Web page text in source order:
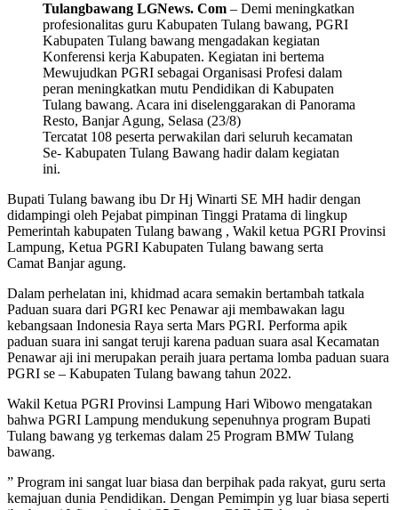
Tulangbawang LGNews. Com – Demi meningkatkan
profesionalitas guru Kabupaten Tulang bawang, PGRI
Kabupaten Tulang bawang mengadakan kegiatan
Konferensi kerja Kabupaten. Kegiatan ini bertema
Mewujudkan PGRI sebagai Organisasi Profesi dalam
peran meningkatkan mutu Pendidikan di Kabupaten
Tulang bawang. Acara ini diselenggarakan di Panorama
Resto, Banjar Agung, Selasa (23/8)
Tercatat 108 peserta perwakilan dari seluruh kecamatan
Se- Kabupaten Tulang Bawang hadir dalam kegiatan
ini.
Bupati Tulang bawang ibu Dr Hj Winarti SE MH hadir dengan
didampingi oleh Pejabat pimpinan Tinggi Pratama di lingkup
Pemerintah kabupaten Tulang bawang , Wakil ketua PGRI Provinsi
Lampung, Ketua PGRI Kabupaten Tulang bawang serta
Camat Banjar agung.
Dalam perhelatan ini, khidmad acara semakin bertambah tatkala
Paduan suara dari PGRI kec Penawar aji membawakan lagu
kebangsaan Indonesia Raya serta Mars PGRI. Performa apik
paduan suara ini sangat teruji karena paduan suara asal Kecamatan
Penawar aji ini merupakan peraih juara pertama lomba paduan suara
PGRI se – Kabupaten Tulang bawang tahun 2022.
Wakil Ketua PGRI Provinsi Lampung Hari Wibowo mengatakan
bahwa PGRI Lampung mendukung sepenuhnya program Bupati
Tulang bawang yg terkemas dalam 25 Program BMW Tulang
bawang.
” Program ini sangat luar biasa dan berpihak pada rakyat, guru serta
kemajuan dunia Pendidikan. Dengan Pemimpin yg luar biasa seperti